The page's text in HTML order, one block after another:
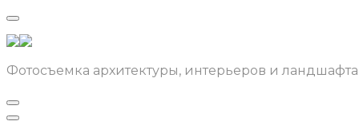
Фотосъемка архитектуры, интерьеров и ландшафта